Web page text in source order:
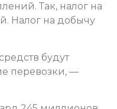
Так, налог на
Налог на добычу
будут
перевозки, —